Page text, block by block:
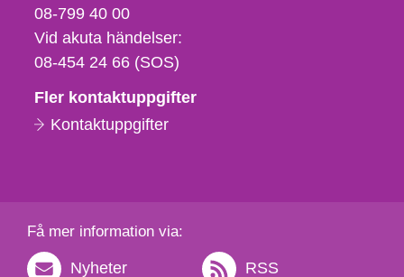
fax
och
e-
08-799 40 00
Vid akuta händelser:
08-454 24 66 (SOS)
Fler kontaktuppgifter
Kontaktuppgifter
Få mer information via:
Nyheter RSS